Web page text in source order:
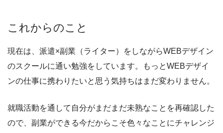
これからのこと
現在は、派遣×副業（ライター）をしながらWEBデザイン
のスクールに通い勉強をしています。もっとWEBデザイ
ンの仕事に携わりたいと思う気持ちはまだ変わりません。
就職活動を通して自分がまだまだ未熟なことを再確認した
ので、副業ができる今だからこそ色々なことにチャレンジ